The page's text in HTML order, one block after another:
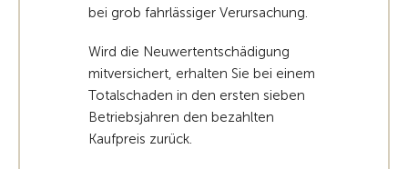
bei grob fahrlässiger Verursachung.
Wird die Neuwertentschädigung
mitversichert, erhalten Sie bei einem
Totalschaden in den ersten sieben
Betriebsjahren den bezahlten
Kaufpreis zurück.